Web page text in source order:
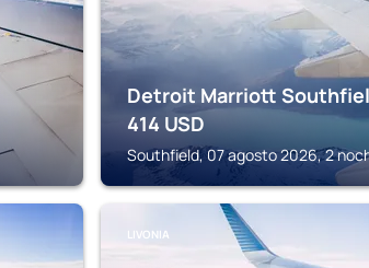
Detroit Marriott
414 USD
Southfield, 07 agosto 2026, 2
LIVONIA